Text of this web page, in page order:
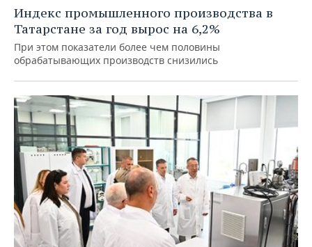
Индекс промышленного производства в
Татарстане за год вырос на 6,2%
При этом показатели более чем половины
обрабатывающих производств снизились